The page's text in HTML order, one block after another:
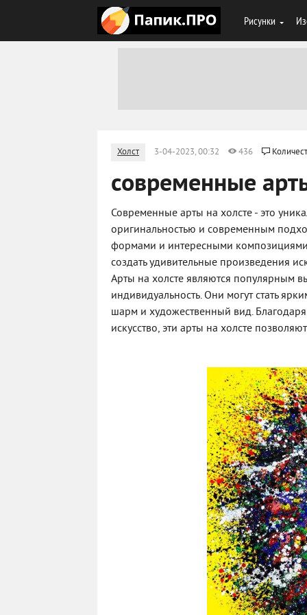
Рисунки
Холст 3-04-2023, 00:32 436
современные
Современные арты на холсте - это
оригинальностью и современным
формами и интересными
создать удивительные произведения
Арты на холсте являются популярным
индивидуальность. Они могут стать
шарм и художественный вид.
искусство, эти арты на холсте